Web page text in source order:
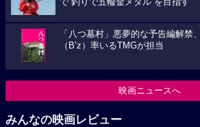
「八つ墓村」悪夢的な予告編解禁
（B’z）率いるTMGが担当
映画ニュースへ
みんなの映画レビュー